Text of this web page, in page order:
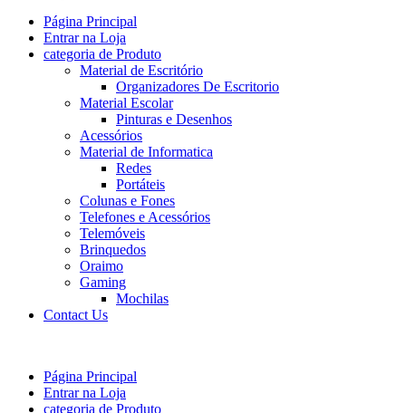
Página Principal
Entrar na Loja
categoria de Produto
Material de Escritório
Organizadores De Escritorio
Material Escolar
Pinturas e Desenhos
Acessórios
Material de Informatica
Redes
Portáteis
Colunas e Fones
Telefones e Acessórios
Telemóveis
Brinquedos
Oraimo
Gaming
Mochilas
Contact Us
Página Principal
Entrar na Loja
categoria de Produto